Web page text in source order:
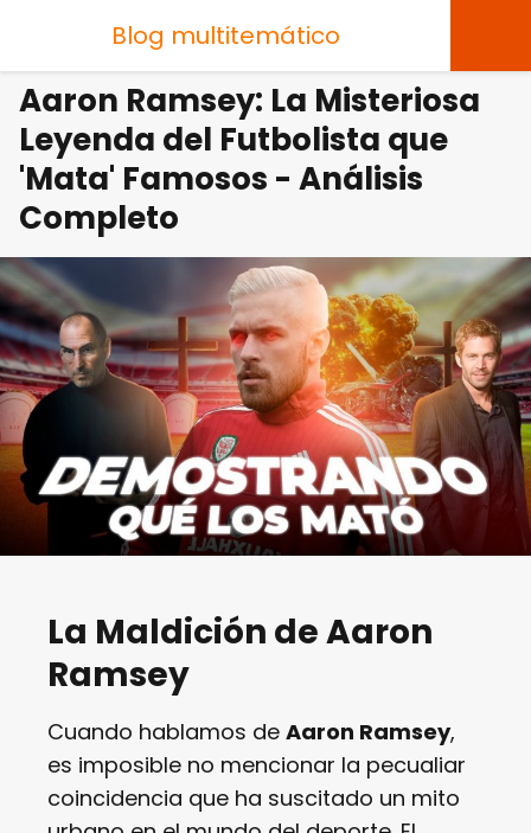
Blog multitemático
Aaron Ramsey: La Misteriosa
Leyenda del Futbolista que
'Mata' Famosos - Análisis
Completo
La Maldición de Aaron
Ramsey
Cuando hablamos de Aaron Ramsey,
es imposible no mencionar la pecualiar
coincidencia que ha suscitado un mito